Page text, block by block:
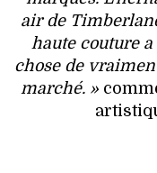
air de
haute couture
chose de
marché. »